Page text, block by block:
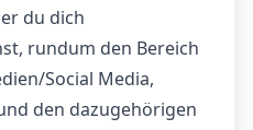
du dich
rundum den Bereich
Social Media,
den dazugehörigen